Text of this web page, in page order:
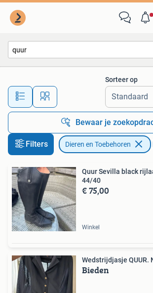
Alle afstanden…
Sorteer op
Bewaar je
Filters Dieren en Toebehoren
Quur Sevilla black
44/40
€ 75,00
Winkel
Wedstrijdjasje QUUR.
Bieden